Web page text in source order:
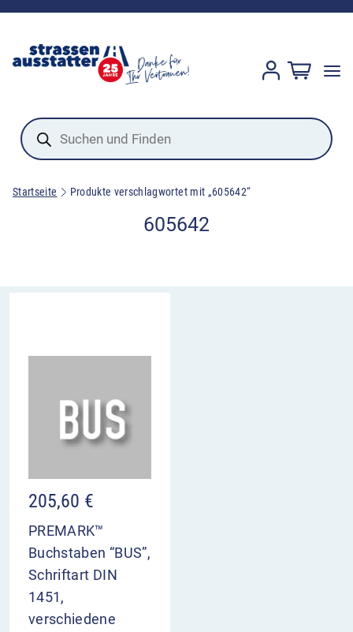
Products
search
Startseite Produkte verschlagwortet mit „605642“
605642
205,60 €
PREMARK™
Buchstaben “BUS”,
Schriftart DIN
1451,
verschiedene